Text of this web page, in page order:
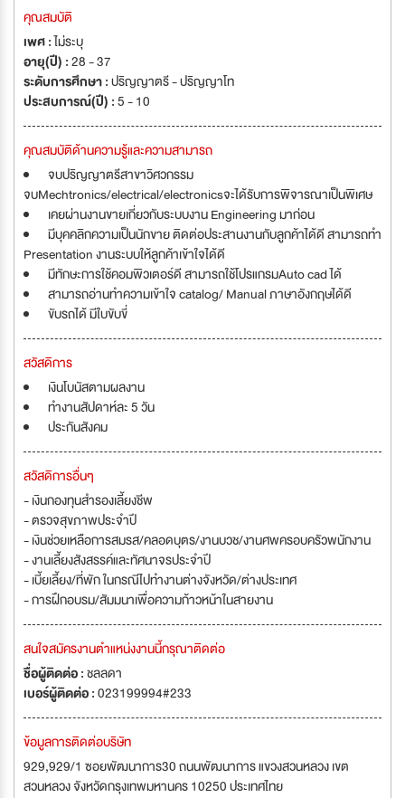
คุณสมบัติ
เพศ :ไม่ระบุ
อายุ(ปี) :28 - 37
ระดับการศึกษา :ปริญญาตรี - ปริญญาโท
ประสบการณ์(ปี) :5 - 10
คุณสมบัติด้านความรู้และความสามารถ
จบปริญญาตรีสาขาวิศวกรรม
จบMechtronics/electrical/electronicsจะได้รับการพิจารณาเป็นพิเศษ
เคยผ่านงานขายเกี่ยวกับระบบงาน Engineering มาก่อน
มีบุคคลิกความเป็นนักขาย ติดต่อประสานงานกับลูกค้าได้ดี สามารถทำ
Presentation งานระบบให้ลูกค้าเข้าใจได้ดี
มีทักษะการใช้คอมพิวเตอร์ดี สามารถใช้โปรแกรมAuto cad ได้
สามารถอ่านทำความเข้าใจ catalog/ Manual ภาษาอังกฤษได้ดี
ขับรถได้ มีใบขับขี่
สวัสดิการ
เงินโบนัสตามผลงาน
ทำงานสัปดาห์ละ 5 วัน
ประกันสังคม
สวัสดิการอื่นๆ
- เงินกองทุนสำรองเลี้ยงชีพ
- ตรวจสุขภาพประจำปี
- เงินช่วยเหลือการสมรส/คลอดบุตร/งานบวช/งานศพครอบครัวพนักงาน
- งานเลี้ยงสังสรรค์และทัศนาจรประจำปี
- เบี้ยเลี้ยง/ที่พัก ในกรณีไปทำงานต่างจังหวัด/ต่างประเทศ
- การฝึกอบรม/สัมมนาเพื่อความก้าวหน้าในสายงาน
สนใจสมัครงานตำแหน่งงานนี้กรุณาติดต่อ
ชื่อผู้ติดต่อ :ชลลดา
เบอร์ผู้ติดต่อ :023199994#233
ข้อมูลการติดต่อบริษัท
929,929/1 ซอยพัฒนาการ30 ถนนพัฒนาการ แขวงสวนหลวง เขต
สวนหลวง จังหวัดกรุงเทพมหานคร 10250 ประเทศไทย